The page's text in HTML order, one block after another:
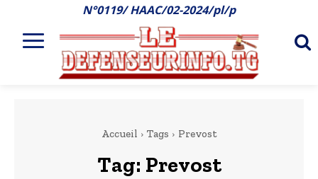
N°0119/ HAAC/02-2024/pl/p
Accueil Tags Prevost
Tag: Prevost